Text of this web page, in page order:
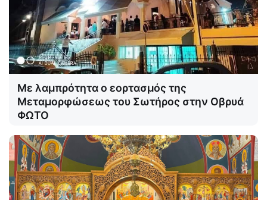
Με λαμπρότητα ο εορτασμός της
Μεταμορφώσεως του Σωτήρος στην Οβρυά
ΦΩΤΟ